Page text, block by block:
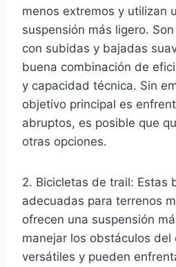
menos extremos y utilizan
suspensión más ligero.
con subidas y bajadas
buena combinación de
y capacidad técnica. Sin
objetivo principal es
abruptos, es posible que
otras opciones.
2. Bicicletas de trail: Estas
adecuadas para terrenos
ofrecen una suspensión
manejar los obstáculos del
versátiles y pueden